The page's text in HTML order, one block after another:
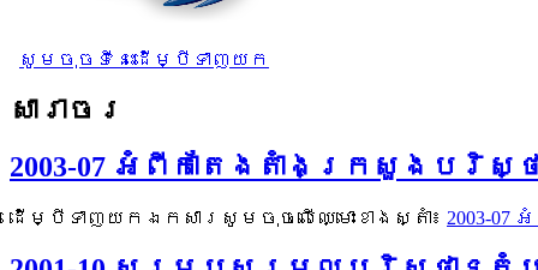
សូមចុចទីនេះដើម្បីទាញយក
សារាចរ
2003-07 អំពីកាតែងតាំងក្រសួងបរិស្
ដើម្បីទាញយកឯកសារសូមចុចលើឈ្មោះខាងស្តាំ៖ 2003-